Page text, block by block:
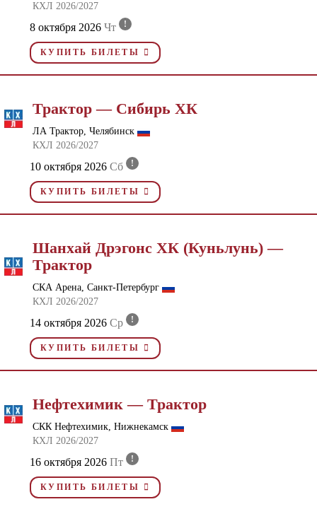
КХЛ 2026/2027
8 октября 2026 Чт !
КУПИТЬ БИЛЕТЫ
Трактор — Сибирь ХК
ЛА Трактор, Челябинск
КХЛ 2026/2027
10 октября 2026 Сб !
КУПИТЬ БИЛЕТЫ
Шанхай Дрэгонс ХК (Куньлунь) —
Трактор
СКА Арена, Санкт-Петербург
КХЛ 2026/2027
14 октября 2026 Ср !
КУПИТЬ БИЛЕТЫ
Нефтехимик — Трактор
СКК Нефтехимик, Нижнекамск
КХЛ 2026/2027
16 октября 2026 Пт !
КУПИТЬ БИЛЕТЫ